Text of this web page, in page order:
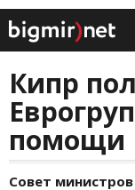
Кипр
помощи
Совет